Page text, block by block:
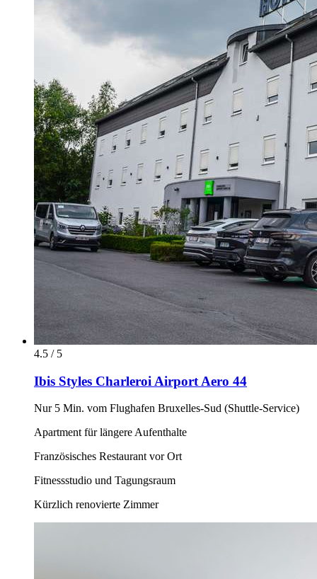
4.5 / 5
Ibis Styles Charleroi Airport Aero 44
Nur 5 Min. vom Flughafen Bruxelles-Sud (Shuttle-Service)
Apartment für längere Aufenthalte
Französisches Restaurant vor Ort
Fitnessstudio und Tagungsraum
Kürzlich renovierte Zimmer